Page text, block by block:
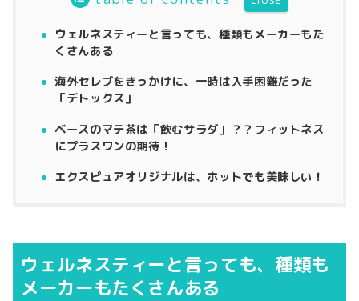
ウェルネスティーと言っても、種類もメーカーもた
くさんある
海外セレブをきっかけに、一時は入手困難だった
「デトックス」
ベースのマテ茶は「飲むサラダ」？？フィットネス
にプラスワンの期待！
エクスピュアオリジナルは、ホットでも美味しい！
ウェルネスティーと言っても、種類も
メーカーもたくさんある